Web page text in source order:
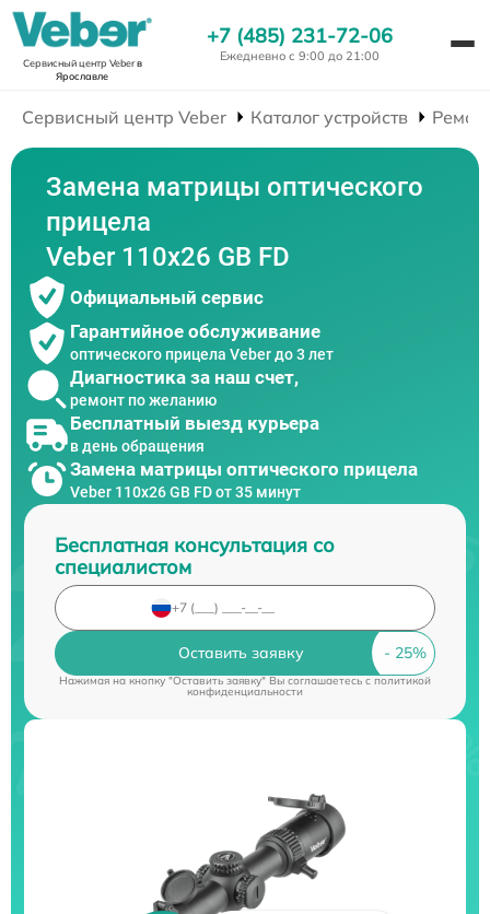
Сервисный центр Veberв
Ярославле
+7 (485) 231-72-06
Ежедневно с 9:00 до 21:00
Сервисный центр Veber Каталог устройств
Замена матрицы оптического
прицела
Veber 110х26 GB FD
Официальный сервис
Гарантийное обслуживание
оптического прицела Veber до 3 лет
Диагностика за наш счет,
ремонт по желанию
Бесплатный выезд курьера
в день обращения
Замена матрицы оптического прицела
Veber 110х26 GB FD от 35 минут
Бесплатная консультация со
специалистом
Оставить заявку
Нажимая на кнопку "Оставить заявку" Вы соглашаетесь cполитикой
конфиденциальности